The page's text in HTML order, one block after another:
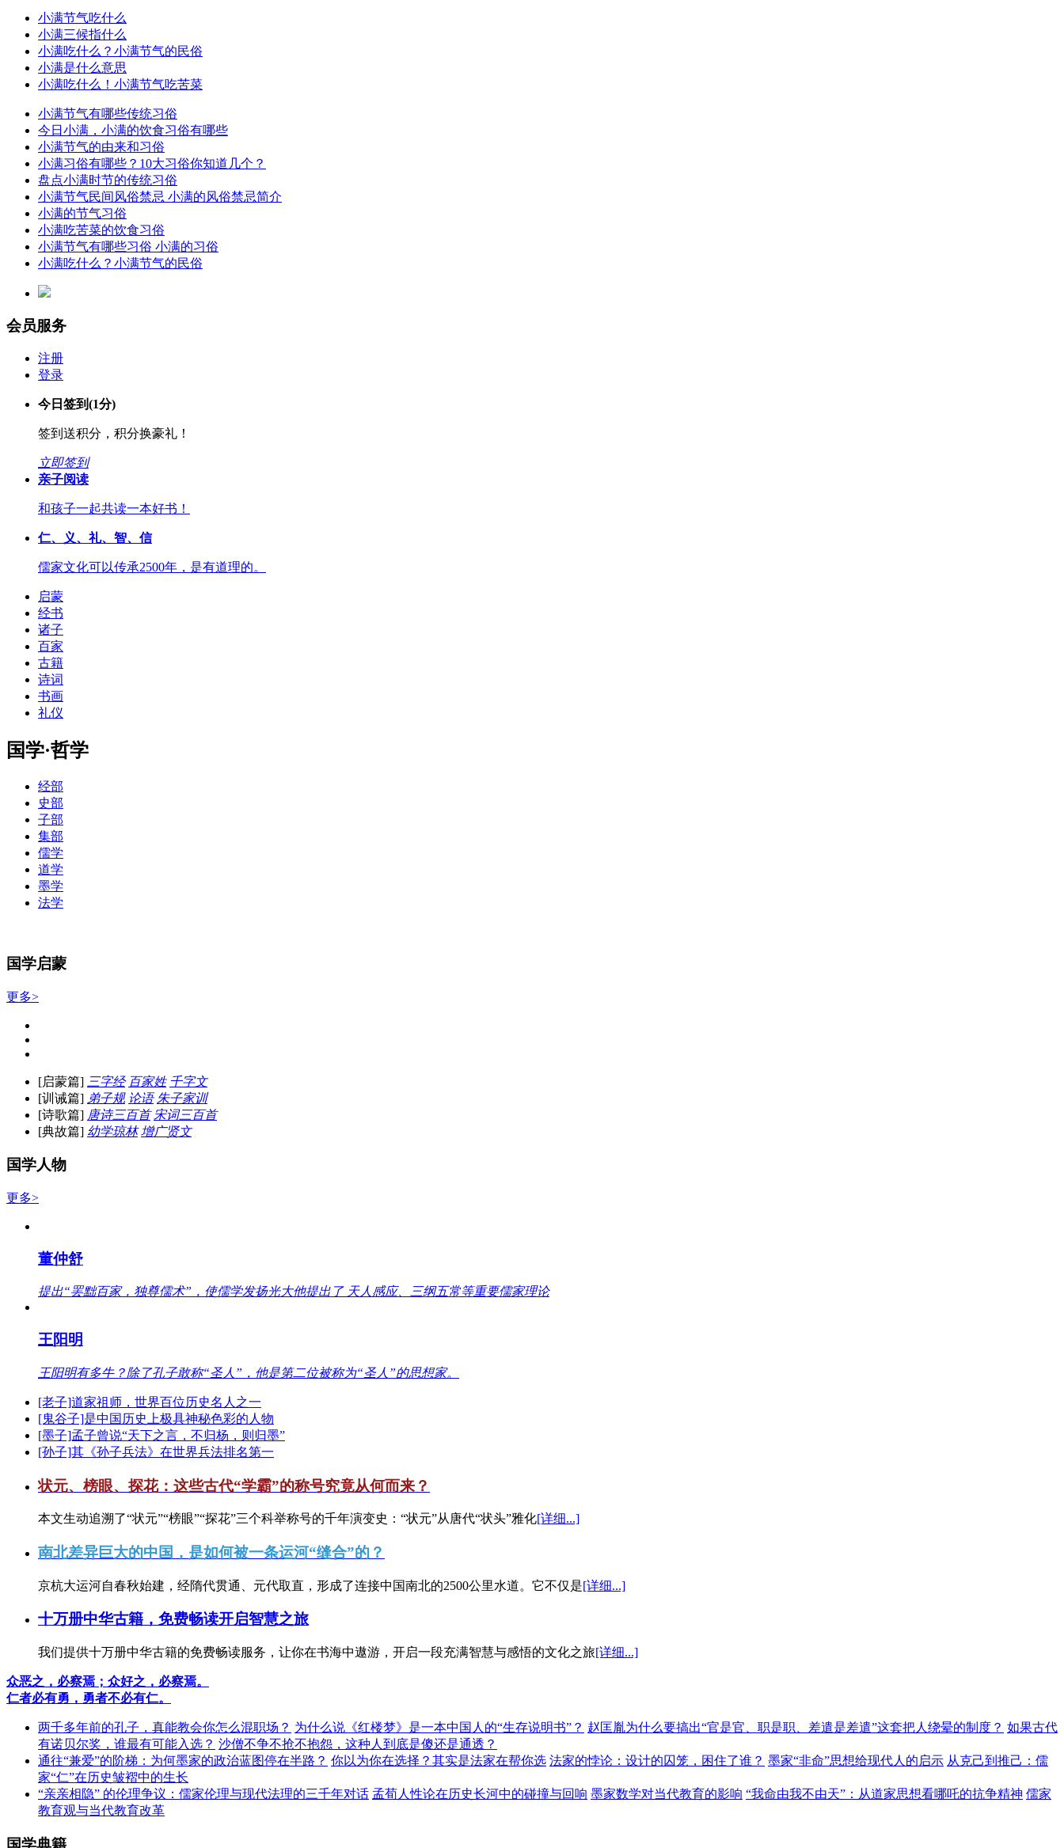
小满节气吃什么
小满三候指什么
小满吃什么？小满节气的民俗
小满是什么意思
小满吃什么！小满节气吃苦菜
小满节气有哪些传统习俗
今日小满，小满的饮食习俗有哪些
小满节气的由来和习俗
小满习俗有哪些？10大习俗你知道几个？
盘点小满时节的传统习俗
小满节气民间风俗禁忌 小满的风俗禁忌简介
小满的节气习俗
小满吃苦菜的饮食习俗
小满节气有哪些习俗 小满的习俗
小满吃什么？小满节气的民俗
会员服务
注册
登录
今日签到(1分)
签到送积分，积分换豪礼！
立即签到
亲子阅读
和孩子一起共读一本好书！
仁、义、礼、智、信
儒家文化可以传承2500年，是有道理的。
启蒙
经书
诸子
百家
古籍
诗词
书画
礼仪
国学·哲学
经部
史部
子部
集部
儒学
道学
墨学
法学
国学启蒙
更多>
[启蒙篇] 三字经 百家姓 千字文
[训诫篇] 弟子规 论语 朱子家训
[诗歌篇] 唐诗三百首 宋词三百首
[典故篇] 幼学琼林 增广贤文
国学人物
更多>
董仲舒
提出“罢黜百家，独尊儒术”，使儒学发扬光大他提出了 天人感应、三纲五常等重要儒家理论
王阳明
王阳明有多牛？除了孔子敢称“圣人”，他是第二位被称为“圣人”的思想家。
[老子]道家祖师，世界百位历史名人之一
[鬼谷子]是中国历史上极具神秘色彩的人物
[墨子]孟子曾说“天下之言，不归杨，则归墨”
[孙子]其《孙子兵法》在世界兵法排名第一
状元、榜眼、探花：这些古代“学霸”的称号究竟从何而来？
本文生动追溯了“状元”“榜眼”“探花”三个科举称号的千年演变史：“状元”从唐代“状头”雅化[详细...]
南北差异巨大的中国，是如何被一条运河“缝合”的？
京杭大运河自春秋始建，经隋代贯通、元代取直，形成了连接中国南北的2500公里水道。它不仅是[详细...]
十万册中华古籍，免费畅读开启智慧之旅
我们提供十万册中华古籍的免费畅读服务，让你在书海中遨游，开启一段充满智慧与感悟的文化之旅[详细...]
众恶之，必察焉；众好之，必察焉。
仁者必有勇，勇者不必有仁。
两千多年前的孔子，真能教会你怎么混职场？ 为什么说《红楼梦》是一本中国人的“生存说明书”？ 赵匡胤为什么要搞出“官是官、职是职、差遣是差遣”这套把人绕晕的制度？ 如果古代
有诺贝尔奖，谁最有可能入选？ 沙僧不争不抢不抱怨，这种人到底是傻还是通透？
通往“兼爱”的阶梯：为何墨家的政治蓝图停在半路？ 你以为你在选择？其实是法家在帮你选 法家的悖论：设计的囚笼，困住了谁？ 墨家“非命”思想给现代人的启示 从克己到推己：儒
家“仁”在历史皱褶中的生长
“亲亲相隐” 的伦理争议：儒家伦理与现代法理的三千年对话 孟荀人性论在历史长河中的碰撞与回响 墨家数学对当代教育的影响 “我命由我不由天”：从道家思想看哪吒的抗争精神 儒家
教育观与当代教育改革
国学典籍